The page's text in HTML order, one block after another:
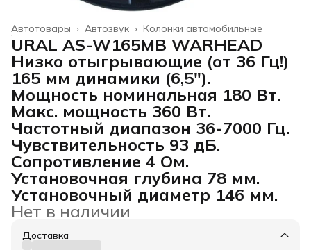
Колонки автомобильные
Автозвук ›
Автотовары ›
Главная
URAL AS-W165MB WARHEAD
Низко отыгрывающие (от 36 Гц!)
165 мм динамики (6,5").
Мощность номинальная 180 Вт.
Макс. мощность 360 Вт.
Частотный диапазон 36-7000 Гц.
Чувствительность 93 дБ.
Сопротивление 4 Ом.
Установочная глубина 78 мм.
Установочный диаметр 146 мм.
Нет в наличии
Доставка